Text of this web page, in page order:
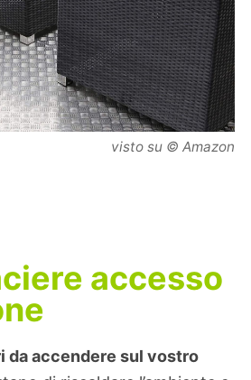
visto su © Amazon
accesso
da accendere sul vostro